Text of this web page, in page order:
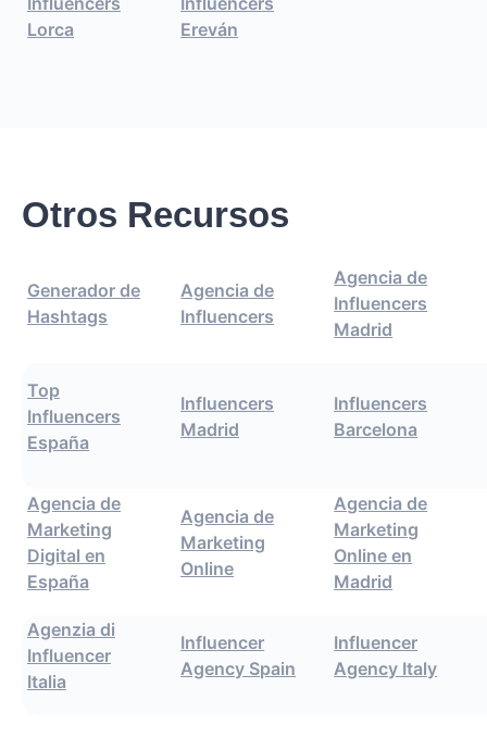
Lorca
Ereván
Otros Recursos
Generador de
Hashtags
Agencia de
Influencers
Agencia de
Influencers
Madrid
Top
Influencers
España
Influencers
Madrid
Influencers
Barcelona
Agencia de
Marketing
Digital en
España
Agencia de
Marketing
Online
Agencia de
Marketing
Online en
Madrid
Agenzia di
Influencer
Italia
Influencer
Agency Spain
Influencer
Agency Italy